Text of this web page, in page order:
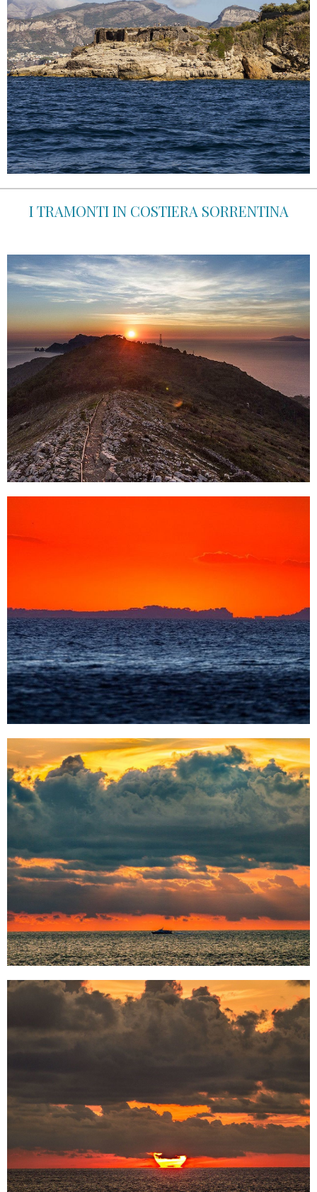
I TRAMONTI IN COSTIERA SORRENTINA